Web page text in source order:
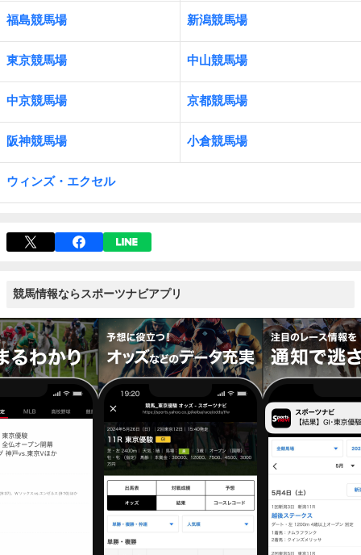
福島競馬場 新潟競馬場
東京競馬場 中山競馬場
中京競馬場 京都競馬場
阪神競馬場 小倉競馬場
ウィンズ・エクセル
競馬情報ならスポーツナビアプリ